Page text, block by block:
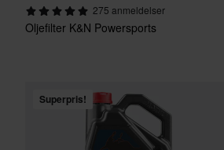
275 anmeldelser
Oljefilter K&N Powersports
Superpris!